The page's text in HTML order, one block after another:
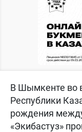
В Шымкенте во
Республики
рождения
«Экибастуз»